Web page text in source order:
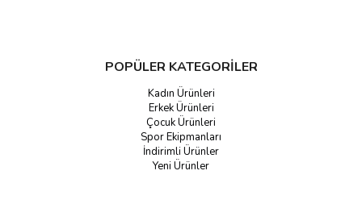
POPÜLER KATEGORİLER
Kadın Ürünleri
Erkek Ürünleri
Çocuk Ürünleri
Spor Ekipmanları
İndirimli Ürünler
Yeni Ürünler